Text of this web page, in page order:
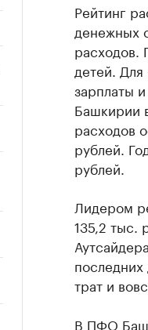
Рейтинг
денежных
расходов.
детей.
зарплаты
Башкирии
расходов
рублей.
рублей.
Лидером
135,2 тыс.
трат и
В ПФО